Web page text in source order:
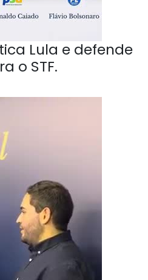
Lula e defende
o STF.